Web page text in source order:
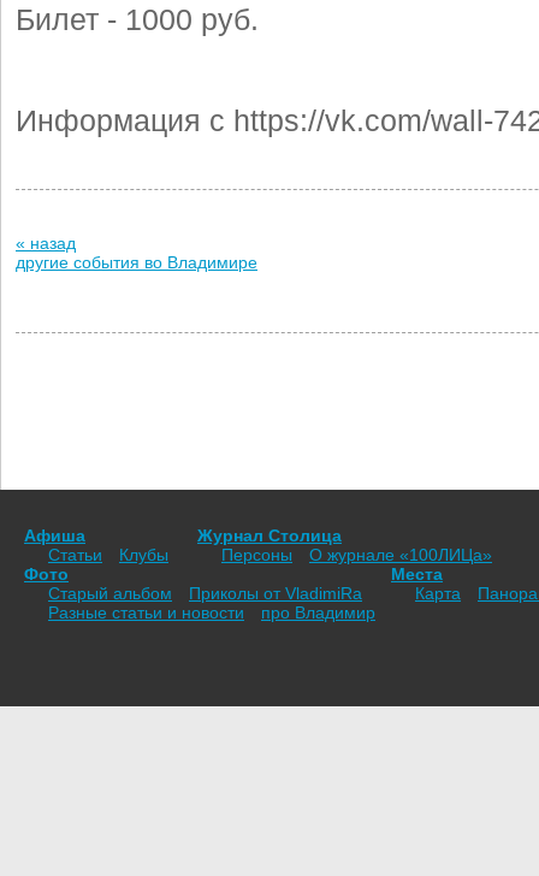
Билет - 1000 руб.
Информация с https://vk.com/wall-
« назад
другие события во Владимире
Афиша
Статьи
Клубы
Журнал Столица
Персоны
О журнале «100ЛИЦа»
Фото
Старый альбом
Приколы от VladimiRа
Места
Карта
Разные статьи и новости
про Владимир